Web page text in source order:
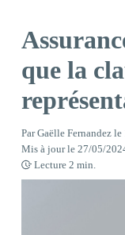
que la
ParGaëlle Fernandez le
Mis à jour le 27/05/
Lecture 2 min.